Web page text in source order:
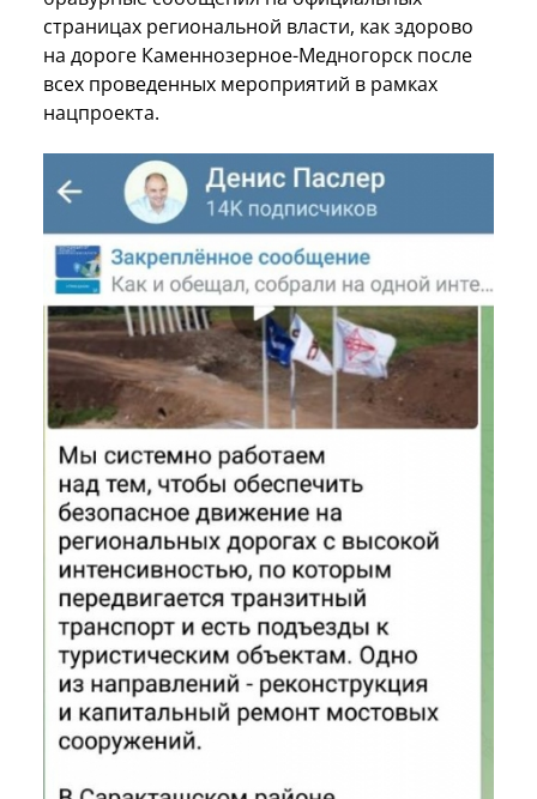
страницах региональной власти, как здорово
на дороге Каменнозерное-Медногорск после
всех проведенных мероприятий в рамках
нацпроекта.